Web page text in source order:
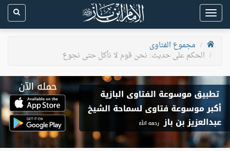
Toggle
navigation
مجموع الفتاوى
الحكم على حديث: نحن قوم لا نأكل حتى نجوع